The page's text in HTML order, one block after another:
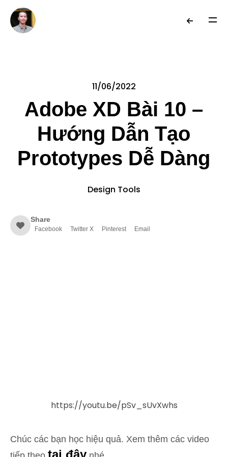
11/06/2022
Adobe XD Bài 10 –
Hướng Dẫn Tạo
Prototypes Dễ Dàng
Design Tools
Share
Facebook Twitter X Pinterest Email
https://youtu.be/pSv_sUvXwhs
Chúc các bạn học hiệu quả. Xem thêm các video
tại đây